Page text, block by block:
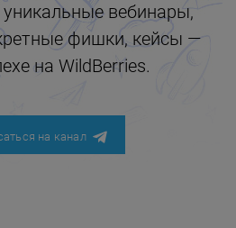
вебинары,
фишки, кейсы —
на WildBerries.
на канал